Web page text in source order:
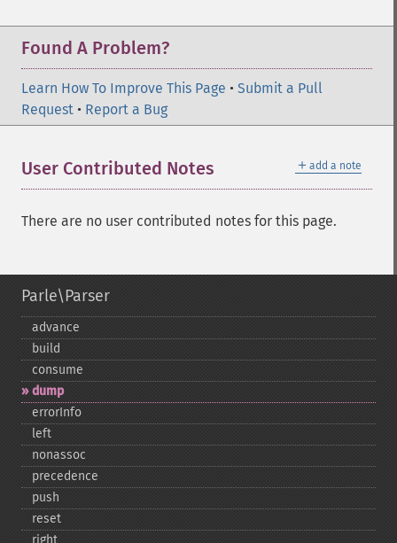
Found A Problem?
Learn How To Improve This Page • Submit a Pull
Request • Report a Bug
＋ add a note
User Contributed Notes
There are no user contributed notes for this page.
Parle\Parser
advance
build
consume
dump
errorInfo
left
nonassoc
precedence
push
reset
right